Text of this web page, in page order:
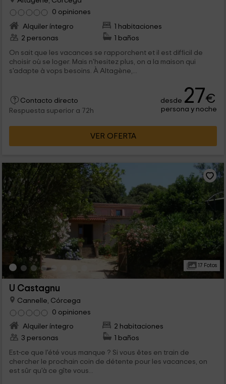
0 opiniones
Alquiler íntegro
1 habitaciones
2 personas
1 baños
On sait que les vacances se rapporchent et il est difficil de
choisir où se loger. Mais n'hesitez plus, on a la maison qui
s'adapte à vops besoins. À Altagène,...
Contacto directo
Respuesta superior a 72h
desde 27€
persona y noche
VER OFERTA
17 Fotos
U Castagnu
Cannelle, Córcega
0 opiniones
Alquiler íntegro
2 habitaciones
3 personas
1 baños
Est-ce que l'été vous manque ? Si vous êtes en train de
chercher le prochain coin de détente pour les vacances, on
est sûr qu'à ce gîte vous...